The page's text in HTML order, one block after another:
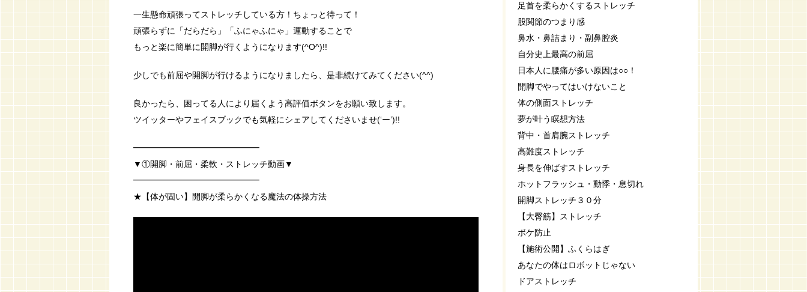
一生懸命頑張ってストレッチしている方！ちょっと待って！
頑張らずに「だらだら」「ふにゃふにゃ」運動することで
もっと楽に簡単に開脚が行くようになります(^O^)!!
少しでも前屈や開脚が行けるようになりましたら、是非続けてみてください(^^)
良かったら、困ってる人により届くよう高評価ボタンをお願い致します。
ツイッターやフェイスブックでも気軽にシェアしてくださいませ(‘ー’)!!
━━━━━━━━━━━━━━━
▼①開脚・前屈・柔軟・ストレッチ動画▼
━━━━━━━━━━━━━━━
★【体が固い】開脚が柔らかくなる魔法の体操方法
足首を柔らかくするストレッチ
股関節のつまり感
鼻水・鼻詰まり・副鼻腔炎
自分史上最高の前屈
日本人に腰痛が多い原因は○○！
開脚でやってはいけないこと
体の側面ストレッチ
夢が叶う瞑想方法
背中・首肩腕ストレッチ
高難度ストレッチ
身長を伸ばすストレッチ
ホットフラッシュ・動悸・息切れ
開脚ストレッチ３０分
【大臀筋】ストレッチ
ボケ防止
【施術公開】ふくらはぎ
あなたの体はロボットじゃない
ドアストレッチ